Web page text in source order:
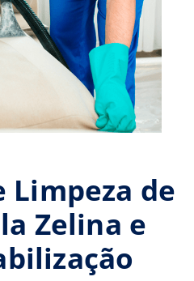
Limpeza de
Zelina e